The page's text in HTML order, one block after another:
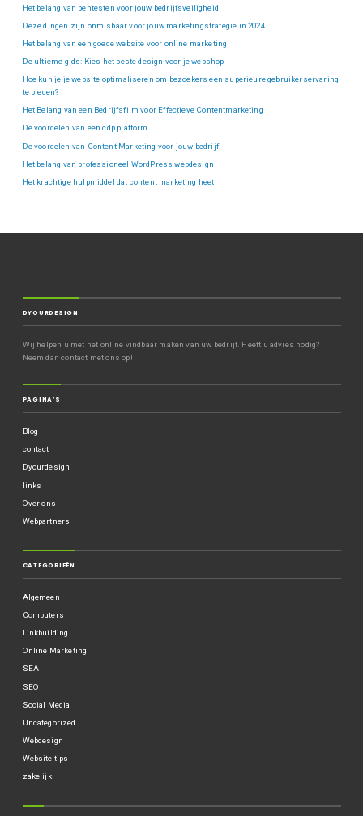
Het belang van pentesten voor jouw bedrijfsveiligheid
Deze dingen zijn onmisbaar voor jouw marketingstrategie in 2024
Het belang van een goede website voor online marketing
De ultieme gids: Kies het beste design voor je webshop
Hoe kun je je website optimaliseren om bezoekers een superieure gebruikerservaring
te bieden?
Het Belang van een Bedrijfsfilm voor Effectieve Contentmarketing
De voordelen van een cdp platform
De voordelen van Content Marketing voor jouw bedrijf
Het belang van professioneel WordPress webdesign
Het krachtige hulpmiddel dat content marketing heet
DYOURDESIGN
Wij helpen u met het online vindbaar maken van uw bedrijf. Heeft u advies nodig?
Neem dan contact met ons op!
PAGINA’S
Blog
contact
Dyourdesign
links
Over ons
Webpartners
CATEGORIEËN
Algemeen
Computers
Linkbuilding
Online Marketing
SEA
SEO
Social Media
Uncategorized
Webdesign
Website tips
zakelijk